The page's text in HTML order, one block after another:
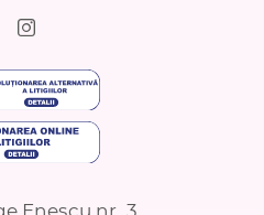
Enescu nr. 3,